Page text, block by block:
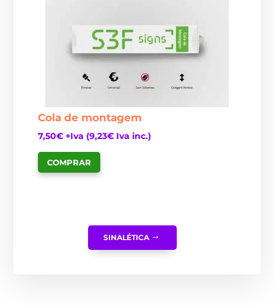
Cola de montagem
7,50€ +Iva (9,23€ Iva inc.)
COMPRAR
SINALÉTICA